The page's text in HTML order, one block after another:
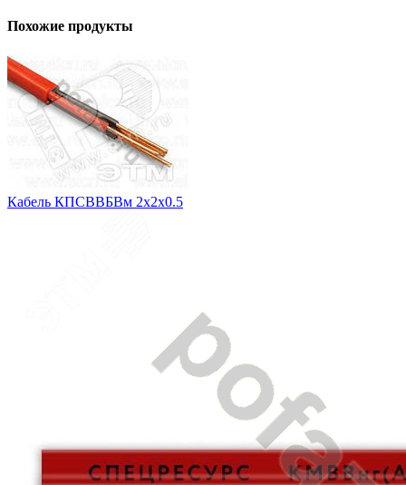
Похожие продукты
Кабель КПСВВБВм 2х2х0.5